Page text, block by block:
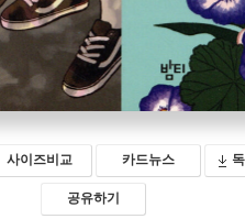
사이즈비교 카드뉴스
공유하기